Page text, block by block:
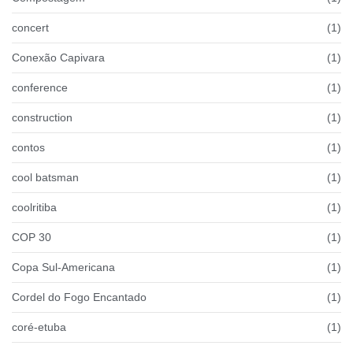
concert (1)
Conexão Capivara (1)
conference (1)
construction (1)
contos (1)
cool batsman (1)
coolritiba (1)
COP 30 (1)
Copa Sul-Americana (1)
Cordel do Fogo Encantado (1)
coré-etuba (1)